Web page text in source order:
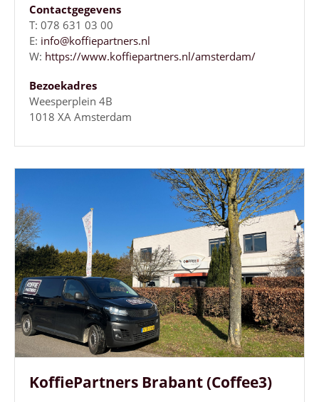
Contactgegevens
T: 078 631 03 00
E: info@koffiepartners.nl
W: https://www.koffiepartners.nl/amsterdam/
Bezoekadres
Weesperplein 4B
1018 XA Amsterdam
KoffiePartners Brabant (Coffee3)